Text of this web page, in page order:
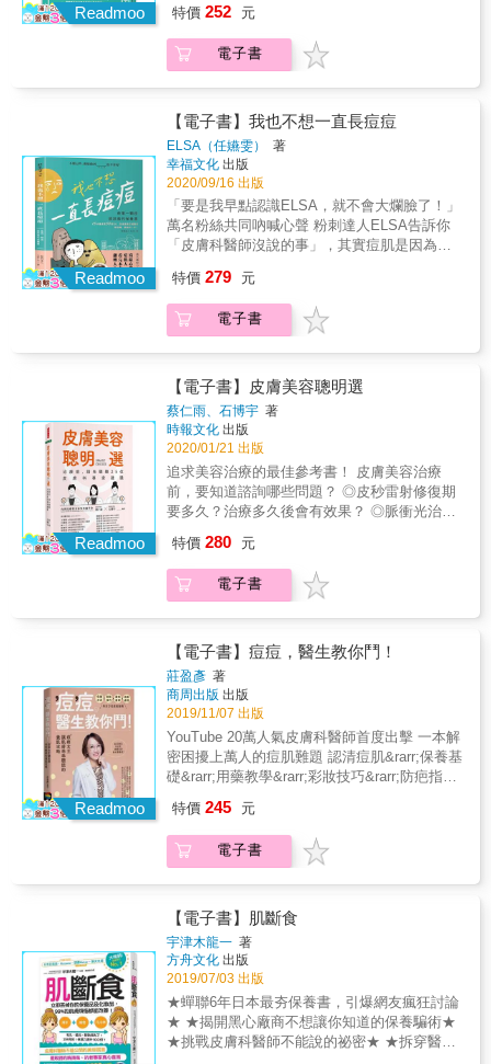
皮膚炎等皮膚相關問題，還是不孕症、自律神
經失調、睡眠障礙等常見的疾病，沈醫師提供
你有效的改善及保健方法。
背、長時間用電腦、經常性肩頸痠痛 ◎透露年
沙龍級的頭臉按摩手法，恢復頭部筋膜彈性，
自然提拉臉部肌肉，減輕顯老的臉部紋路。
【撫平抬頭紋】 ►►雙手握拳，用第二指節按
壓整片額肌（前額髮際線），直到眉毛上方。
【減輕眉間怒紋】 ►►按摩放鬆耳朵四周的頭
部筋膜──橫向按摩耳朵上緣／上下按摩耳朵前
方／上下按摩耳朵後方。 【改善嘴角下垂的
「木偶線」】 ►►橫向按摩胸鎖乳突肌（頸部
兩側肌肉）。 ◎不只臉部拉提、減少紋路，更
能減少白髮和掉髮、增加髮量！ 提升頭部血流
順暢度，就是改善頭皮健康的最佳方法！ ►徒
手：活用指尖和握拳指節的頭部按摩。 ►梳
子：選用寬大的梳面，梳頭時有效刺激頭部血
流和通暢淋巴。 ►淋浴+洗髮：利用蓮蓬頭水
流和洗髮精泡沫，有效刺激頭部血流，維持好
多攝取蛋白質、維生素B群和鋅等等營養品。 ‧
培養固定的運動習慣。 ‧放鬆頸背，能更進一步
改善頭部緊繃。 ‧睡覺前按摩脖子，並用鼻子深
呼吸，能提升睡眠品質。 ‧用能夠放鬆精神的香
氛，沾在睡衣衣領上，打造良好的睡眠環境。
Readmoo
怎麼做，對你的肌膚最好嗎？ ✘膠原蛋白讓肌
膚吹彈可破？ ✘藥用級、醫美級保養品，功效
直達肌底，貴一點也值得？ ✘防曬用品SPF值
真正的專家才敢告訴你 ■保養資訊幾乎是騙人
的？！ 市面上五花八門的保養品與化妝品，一
瓶比一瓶標榜的還厲害，價錢也一個比一個還
要貴，醫藥級、醫美級、洗臉器、吸收器、保
濕器&hellip;&hellip;看得大家眼花瞭亂，皮夾乾
扁，為此總戲稱「女人的錢最好賺」。 女人愛
美是天性，好好愛自己，一點都沒有錯！可
是，妳真的知道哪一個對自己的肌膚才最好
嗎？妳真的知道哪一種保養品才是有效又實惠
本書由具有30多年再生醫療經驗、協助多數患
者解決肌膚煩惱的專家撰寫，由臺灣皮膚科權
威邱品齊醫師審定，揭開現代流傳的各種錯誤
保養常識，並介紹擁有科學實證的「終極x最強
肌膚保養法」。一次回答所有女性都在意的各
種問題，讓所有人都輕鬆擁有光滑透亮的美
肌！ ◎磨砂膏去除老廢角質，還你白拋拋幼嫩
嫩的水嫩肌！？ ◎「敏感肌使用」、「低刺激
性」其實都是種「文宣」？ ◎吃再多「神經醯
胺」、「膠原蛋白」、「玻尿酸」也不會變Q
彈！ ◎別再上「有機」、「使用天然成份」的
當了！ ◎你知道你被廣告唬弄了嗎？「滲透到
肌底」根本超可怕 ◎「礦物油很危險」的觀念
過時了──其實是品質穩定的保濕劑 ◎不要再汙
名化了「對羥基苯甲酸酯」沒你想得這麼可怕
意 ■由再生醫療的專家教導，具有科學根據的
最棒肌膚保養法！ 「減法保養」遠比「胡亂保
養」來得更重要，胡亂保養恐造成更多皮膚問
題！我們正常的肌膚具有自我修復功能，皮膚
要怎麼保養？最該先問問皮膚。想要讓皮膚過
得健康、擁有幸福，首先要先認識皮膚、尊重
皮膚以及放下皮膚。 不打亂肌膚原本機能，選
擇最「適合」自己皮膚的產品，做「最簡單」
的基礎保養，才能給肌膚最好的呵護，對待皮
淨，過度清潔小心造成「乾燥肌」 ◎洗完臉後
的「化妝水」其實根本不需要，越用越多皮膚
越回不去！ ◎與其道聽塗說擦了一堆，不如老
老實實「防曬」最重要 ◎愛它請不要碰它！減
少用手頻繁碰觸臉部，才能使代謝恢復正常 美
膚的首要之務就是讓皮膚回復與生俱來的機
能， 這才是擁有美麗皮膚的最快捷徑 閱讀本
書， 你也可以輕鬆擁有Q彈光澤的美麗肌膚！
專業推薦 最值得消費者信賴的皮膚科醫師、幸
福美肌學院社群版主& 邱品齊 漫雲思境診所院
長 高珮菡醫師 （以上按姓氏筆畫排列）
特價 252 元
電子書
Readmoo
【電子書】我也不想一直長痘痘
ELSA（任嬿雯）
著
幸福文化 出版
2020/09/16 出版
「要是我早點認識ELSA，就不會大爛臉了！」
萬名粉絲共同吶喊心聲 粉刺達人ELSA告訴你
「皮膚科醫師沒說的事」，其實痘肌是因為破
上厚妝卻不防曬，你中了幾個？ 長第一顆痘就
該看的保養書，別再被錯誤保養耽誤，自己的
肌膚自己救！ ◆心很累的痘肌人，你一定有過
會好轉，我現在一定更美！」 「真後悔滿臉豆
花去打雷射，把臉弄得更可怕！」 「為什麼我
會失心瘋，買了好多網紅推薦好用的東西卻一
罐都沒有起作用？」 「想告訴當年的我：你的
臉沒有那麼糟糕！」 粉刺達人ELSA和萬名為
痘所苦的粉絲們也是這樣走過來的， 睽違5
年，ELSA讓更多人和痘痘分手、重拾好肌底和
自信心了， 現在，她要告訴妳：『好轉，其實
是從放下屠刀開始的！』 如果沒有建立正確的
養，再貴的做臉或醫美，都是枉然
&hellip;&hellip;， 只會更加破壞原有肌膚的皮
脂膜，而讓痘痘不斷復發！ 粉刺是痘痘的前
身，而粉刺生成來自臉部油脂堵塞毛孔、代謝
不良， 這時，許多人的錯誤處理就是亂拔粉
刺、用力擠痘痘、過度去角質&hellip;， 長粉刺
或痘痘的肌膚就像「暫時便秘了」，試想看
看，便秘了，你會去挖嗎？？ 徹底斷捨離錯誤
對待臉的方式，讓ELSA告訴你「皮膚科醫師不
會教你的事」！ ★15分鐘速覽50個QA，迅速
重建正確觀念，斷捨離，臉就好一半！★
【STEP1對抗臉上油脂】 找出肌膚出油原因
（環境、飲食、荷爾蒙），用正確的「洗卸吸
控」減少毛孔堵塞情況 長期讓毛孔處理不塞車
的順暢狀態、角質層變健康，粉刺痘痘自然慢
接用清水洗臉最好？ 【STEP2正確洗卸與控
油】 過度清潔、用錯卸妝品、擦素顏霜但不卸
妝、常常做臉和去角質&hellip;都會破壞皮脂
膜！ 詳細圖解「正確洗臉6步驟、卸妝10步
驟、日常控油小技巧」，養出乖乖肌～ Q一天
要洗幾次臉？ Q沒有泡沫的洗面乳最溫和了？
Q洗卸合一好方便？ Q我怕油，用無油卸妝水
最適合了吧？ Q我只是淡妝，用卸妝油會「太
特價 279 元
電子書
Readmoo
【電子書】皮膚美容聰明選
蔡仁雨、石博宇 著
時報文化 出版
2020/01/21 出版
追求美容治療的最佳參考書！ 皮膚美容治療
前，要知道諮詢哪些問題？ ◎皮秒雷射修復期
要多久？治療多久後會有效果？ ◎脈衝光治療
白，就可以打哪裡嗎？ ◎外面這麼多人工鼻模
的材料，該如何選擇？ ◎如何判別眼袋與其他
眼下凸出物？ &hellip;&hellip; 美容治療的種類
諸多的「醫美亂象」，特邀皮膚美容外科專家
們合力撰寫此書，提供民眾追求美容治療時，
能對各種美容術式有多一分認識，就更容易和
醫師有良好的溝通，減少不滿意的結果，避免
發生糾紛。 & 本書將美容術式分作四個章節來
討論： 1.雷射、光電、音波治療 2.針劑注射美
容 3.美容手術 4.其他皮膚美容手術。 & 每一種
術式有其適應症與特定的療效，各別療程的美
容效果、治療次數、副作用、併發症風險以及
異。所以聰明的您應該知道在諮詢時要問清楚
哪些問題。。 & 本書特色： 追求美容治療的最
佳參考書：有鑑於諸多的所謂「醫美亂象」，
容外科醫學會，著力於皮膚美容外科的教育與
發展，舉辦各種大小型的國內及國際會議，來
提升臺灣美容醫學的水準，另一方面也希望提
高民眾的美容知識，成為一位聰明的美容患
者。因此，特別邀請皮膚美容外科專家們合力
撰寫此書，提供給民眾在追求美容治療時一本
最佳的參考書。
特價 280 元
電子書
Readmoo
【電子書】痘痘，醫生教你鬥！
莊盈彥 著
商周出版 出版
2019/11/07 出版
YouTube 20萬人氣皮膚科醫師首度出擊 一本解
密困擾上萬人的痘肌難題 認清痘肌&rarr;保養基
礎&rarr;用藥教學&rarr;彩妝技巧&rarr;防疤指南
痘、疤痕、閉鎖性粉刺、超粗大毛孔、油光滿
面&hellip;&hellip; 眾多春風吹又生的膚況煩
惱， 讓妳總是要靠美肌App才能找回一點自信
毒藥？&hellip;&hellip; 擁有YouTube破20萬訂
閱， 單支影片平均皆有數萬觀看數的專業痘疤
醫生莊盈彥， 長期在網路上為各界網友解答皮
膚保養問題， 將為你解開似是而非的疑惑，超
有感地打造煥然一新的自己！ ‧抓出生理痘肆虐
的「危險日期」，降低下次經期的「毀容」機
率 ‧選對不會阻塞毛孔的質地，痘痘肌也可以美
美地上妝 ‧破解皮膚「外油內乾」的真相，讓油
特價 245 元
電子書
【電子書】肌斷食
宇津木龍一 著
方舟文化 出版
2019/07/03 出版
★蟬聯6年日本最夯保養書，引爆網友瘋狂討論
★ ★揭開黑心廠商不想讓你知道的保養騙術★
★挑戰皮膚科醫師不能說的祕密★ ★拆穿醫美